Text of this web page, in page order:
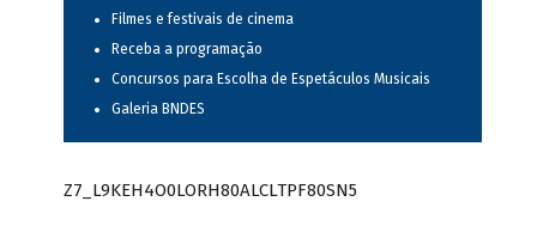
Filmes e festivais de cinema
Receba a programação
Concursos para Escolha de Espetáculos Musicais
Galeria BNDES
Z7_L9KEH4O0LORH80ALCLTPF80SN5